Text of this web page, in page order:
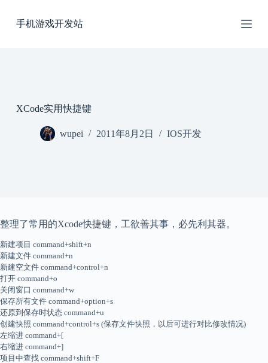
过
手机游戏开发站
XCode实用快捷键
wupei 2011年8月2日 IOS开发
整理了常用的Xcode快捷键，工欲善其事，必先利其器。
新建项目 command+shift+n
新建文件 command+n
新建空文件 command+control+n
打开 command+o
关闭窗口 command+w
保存所有文件 command+option+s
还原到保存时状态 command+u
创建快照 command+control+s (保存文件快照，以后可进行对比修改情况)
左缩进 command+[
右缩进 command+]
项目中查找 command+shift+F